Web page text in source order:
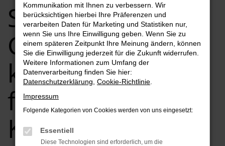
Seat Leon
Gebrauchtwagen
kaufen, leasen,
finanzieren für
Köln
Kommunikation mit Ihnen zu verbessern. Wir
berücksichtigen hierbei Ihre Präferenzen und
verarbeiten Daten für Marketing und Statistiken nur,
wenn Sie uns Ihre Einwilligung geben. Wenn Sie zu
einem späteren Zeitpunkt Ihre Meinung ändern, können
Sie die Einwilligung jederzeit für die Zukunft widerrufen.
Weitere Informationen zum Umfang der
Datenverarbeitung finden Sie hier:
Datenschutzerklärung Cookie-Richtlinie
Impressum
Folgende Kategorien von Cookies werden von uns eingesetzt:
Essentiell
Diese Technologien sind erforderlich, um die